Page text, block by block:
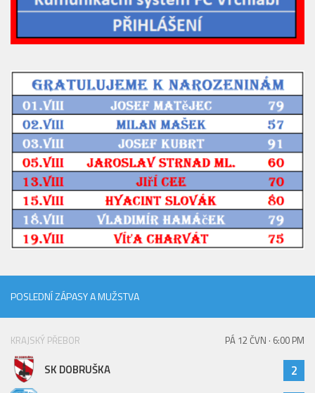
POSLEDNÍ ZÁPASY A MUŽSTVA
KRAJSKÝ PŘEBOR PÁ 12 ČVN · 6:00 PM
SK DOBRUŠKA 2